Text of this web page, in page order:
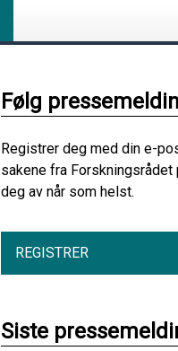
Følg
Registrer deg med din e-
sakene fra
deg av når som helst.
REGISTRER
Siste